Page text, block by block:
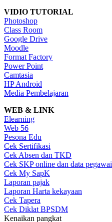
VIDIO TUTORIAL
Photoshop
Class Room
Google Drive
Moodle
Format Factory
Power Point
Camtasia
HP Android
Media Pembelajaran
WEB & LINK
Elearning
Web 56
Pesona Edu
Cek Sertifikasi
Cek Absen dan TKD
Cek SKP online dan data pegawai
Cek My SapK
Laporan pajak
Laporan Harta kekayaan
Cek Tapera
Cek Diklat BPSDM
Kenaikan pangkat